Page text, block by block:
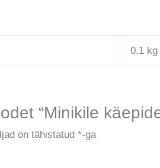
0,1 kg
“Minikile
on tähistatud *-ga